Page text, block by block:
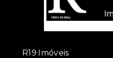
R19 Imóveis